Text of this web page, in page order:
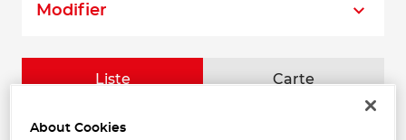
Modifier
Liste Carte
About Cookies